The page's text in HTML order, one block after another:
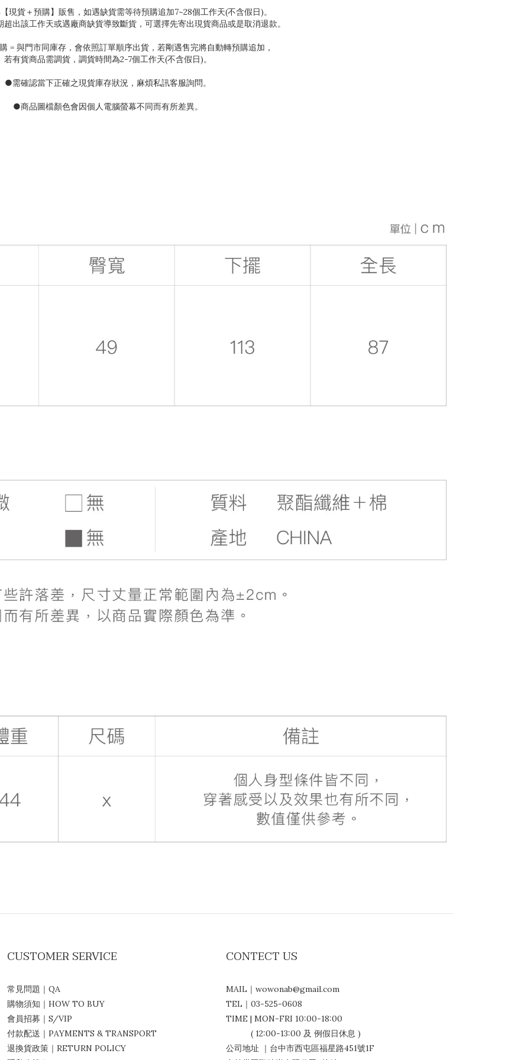
現貨＋預購】販售，如遇缺貨需等待預購追加7~28個工作天(不含假日)。
出該工作天或遇廠商缺貨導致斷貨，可選擇先寄出現貨商品或是取消退款。
= 與門市同庫存，會依照訂單順序出貨，若剛遇售完將自動轉預購追加，
若有貨商品需調貨，調貨時間為2-7個工作天(不含假日)。
●需確認當下正確之現貨庫存狀況，麻煩私訊客服詢問。
●商品圖檔顏色會因個人電腦螢幕不同而有所差異。
CUSTOMER SERVICE
常見問題｜QA
購物須知｜HOW TO BUY
會員招募｜S/VIP
付款配送｜PAYMENTS & TRANSPORT
退換貨政策｜RETURN POLICY
CONTECT US
MAIL｜wowonab@gmail.com
TEL｜03-525-0608
TIME | MON-FRI 10:00-18:00
( 12:00-13:00 及 例假日休息 )
公司地址 ｜台中市西屯區福星路451號1F